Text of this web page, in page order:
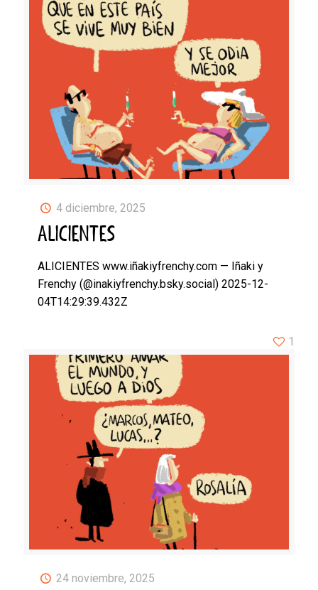
4 diciembre, 2025
ALICIENTES
ALICIENTES www.iñakiyfrenchy.com — Iñaki y
Frenchy (@inakiyfrenchy.bsky.social) 2025-12-
04T14:29:39.432Z
24 noviembre, 2025
1